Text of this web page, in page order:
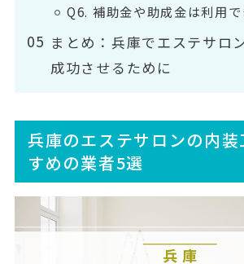
Q6. 補助金や助成金は利用で
まとめ：兵庫でエステサロ
成功させるために
兵庫のエステサロンの内装
すめの業者5選